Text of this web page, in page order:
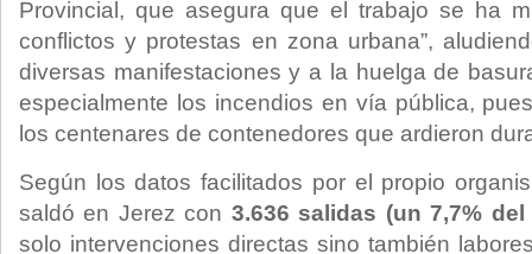
Provincial, que asegura que el trabajo se ha
conflictos y protestas en zona urbana”,
diversas manifestaciones y a la huelga de
especialmente los incendios en vía pública,
los centenares de contenedores que ardieron
Según los datos facilitados por el propio
saldó en Jerez con 3.636 salidas (un 7,7% del
solo intervenciones directas sino también